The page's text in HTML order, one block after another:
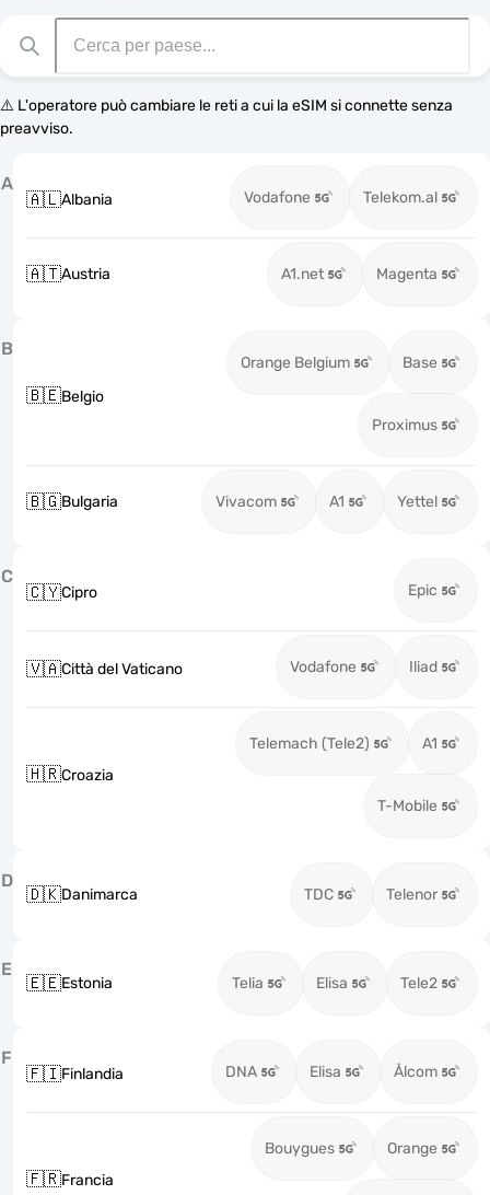
⚠️ L'operatore può cambiare le reti a cui la eSIM si connette senza
preavviso.
A
🇦🇱Albania Vodafone Telekom.al
🇦🇹Austria A1.net Magenta
B
🇧🇪Belgio
Orange Belgium Base
Proximus
🇧🇬Bulgaria Vivacom A1 Yettel
C
🇨🇾Cipro Epic
🇻🇦Città del Vaticano Vodafone Iliad
🇭🇷Croazia
Telemach (Tele2) A1
T-Mobile
D
🇩🇰Danimarca TDC Telenor
E
🇪🇪Estonia Telia Elisa Tele2
F
🇫🇮Finlandia DNA Elisa Ålcom
🇫🇷Francia
Bouygues Orange